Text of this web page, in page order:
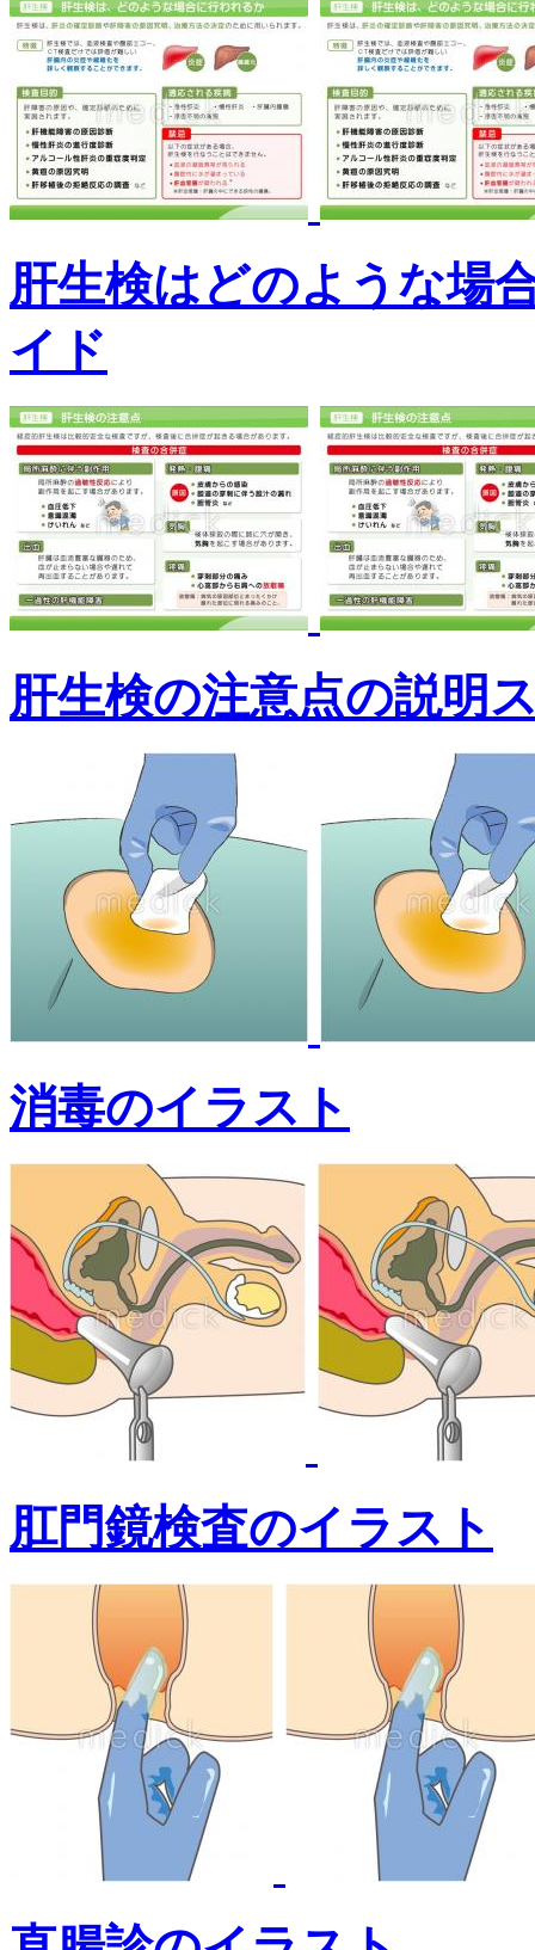
肝生検はどのような場
イド
肝生検の注意点の説明
消毒のイラスト
肛門鏡検査のイラスト